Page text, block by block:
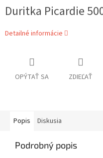
Duritka Picardie
Detailné informácie
OPÝTAŤ SA ZDIEĽAŤ
Popis Diskusia
Podrobný popis